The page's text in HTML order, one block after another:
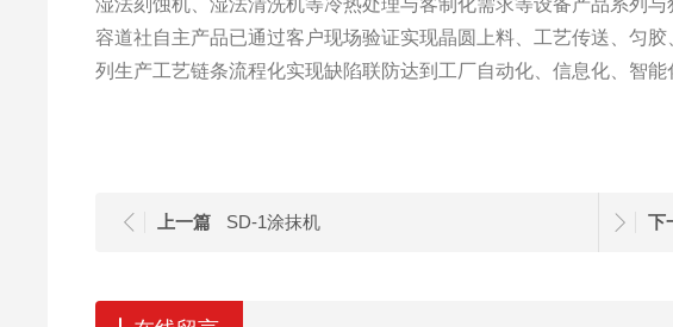
湿法刻蚀机、湿法清洗机等冷热处理与客制化需求等设备产品系列
容道社自主产品已通过客户现场验证实现晶圆上料、工艺传送、匀
列生产工艺链条流程化实现缺陷联防达到工厂自动化、信息化、智能
上一篇 SD-1涂抹机 下